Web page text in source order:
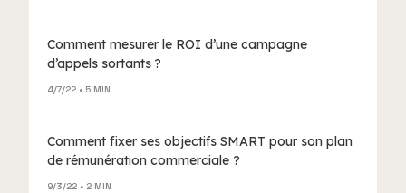
Comment mesurer le ROI d’une campagne
d’appels sortants ?
4/7/22 • 5 MIN
Comment fixer ses objectifs SMART pour son plan
de rémunération commerciale ?
9/3/22 • 2 MIN